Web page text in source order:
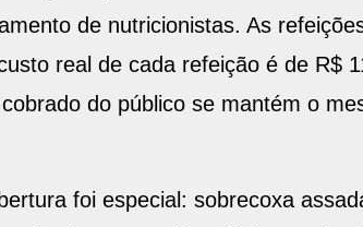
de nutricionistas. As
real de cada refeição é de R$
do público se mantém o
foi especial: sobrecoxa